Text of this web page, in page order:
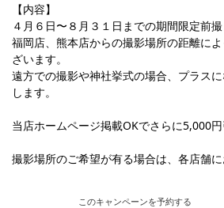
【内容】
４月６日〜８月３１日までの期間限定前撮
福岡店、熊本店からの撮影場所の距離に
ざいます。
遠方での撮影や神社挙式の場合、プラス
します。
当店ホームページ掲載OKでさらに5,000
撮影場所のご希望が有る場合は、各店舗に
このキャンペーンを予約する